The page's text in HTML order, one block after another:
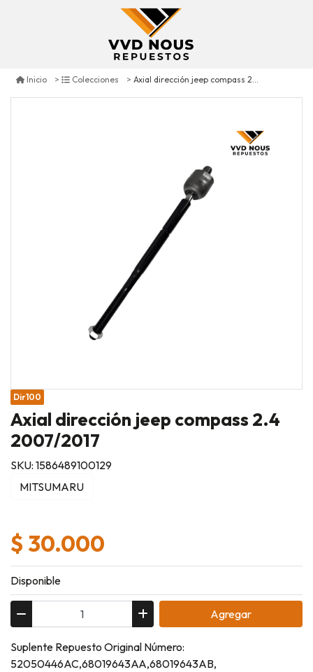
Inicio Colecciones Axial dirección jeep compass 2.4 2007/2017
Dir100
Axial dirección jeep compass 2.4
2007/2017
SKU: 1586489100129
MITSUMARU
$ 30.000
Disponible
Agregar
Suplente Repuesto Original Número:
52050446AC,68019643AA,68019643AB,